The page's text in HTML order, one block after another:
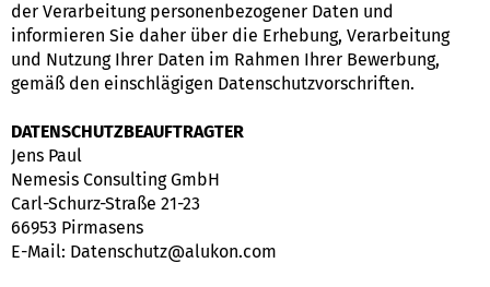
der Verarbeitung personenbezogener Daten und
informieren Sie daher über die Erhebung, Verarbeitung
und Nutzung Ihrer Daten im Rahmen Ihrer Bewerbung,
gemäß den einschlägigen Datenschutzvorschriften.
DATENSCHUTZBEAUFTRAGTER
Jens Paul
Nemesis Consulting GmbH
Carl-Schurz-Straße 21-23
66953 Pirmasens
E-Mail: Datenschutz@alukon.com